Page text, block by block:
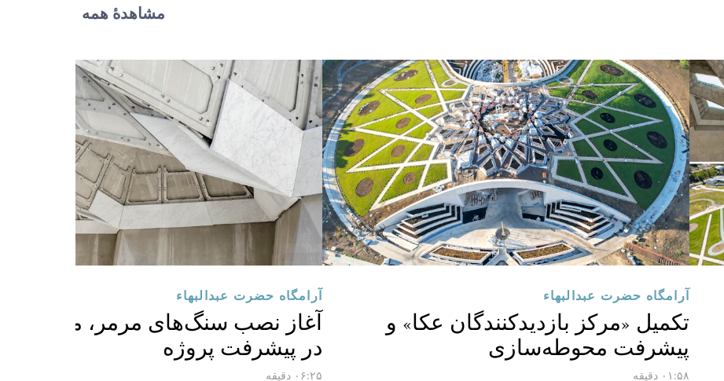
مشاهدهٔ همه
آرامگاه حضرت عبدالبهاء
تکمیل «مرکز بازدیدکنندگان عکا» و
پیشرفت محوطه‌سازی
۰۱:۵۸ دقیقه
آرامگاه حضرت عبدالبهاء
آغاز نصب سنگ‌های مرمر،
در پیشرفت پروژه
۰۶:۲۵ دقیقه